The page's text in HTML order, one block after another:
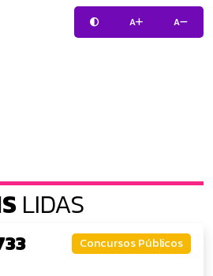
A A
LIDAS
Concursos Públicos